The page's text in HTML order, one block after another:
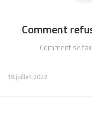
Comment
Comment se
18 juillet 2022